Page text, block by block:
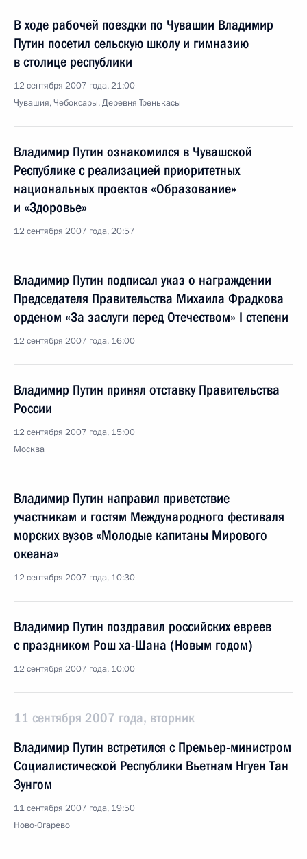
В ходе рабочей поездки по Чувашии Владимир
Путин посетил сельскую школу и гимназию
в столице республики
12 сентября 2007 года, 21:00
Чувашия, Чебоксары, Деревня Тренькасы
Владимир Путин ознакомился в Чувашской
Республике с реализацией приоритетных
национальных проектов «Образование»
и «Здоровье»
12 сентября 2007 года, 20:57
Владимир Путин подписал указ о награждении
Председателя Правительства Михаила Фрадкова
орденом «За заслуги перед Отечеством» I степени
12 сентября 2007 года, 16:00
Владимир Путин принял отставку Правительства
России
12 сентября 2007 года, 15:00
Москва
Владимир Путин направил приветствие
участникам и гостям Международного фестиваля
морских вузов «Молодые капитаны Мирового
океана»
12 сентября 2007 года, 10:30
Владимир Путин поздравил российских евреев
с праздником Рош ха-Шана (Новым годом)
12 сентября 2007 года, 10:00
11 сентября 2007 года, вторник
Владимир Путин встретился с Премьер-министром
Социалистической Республики Вьетнам Нгуен Тан
Зунгом
11 сентября 2007 года, 19:50
Ново-Огарево